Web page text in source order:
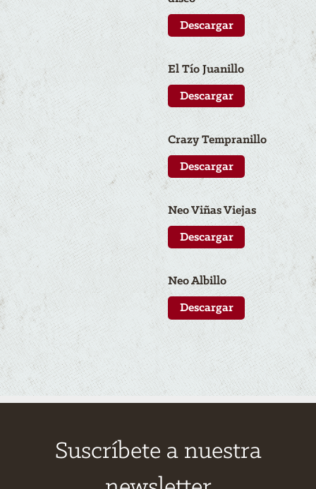
Descargar
El Tío Juanillo
Descargar
Crazy Tempranillo
Descargar
NeoViñas Viejas
Descargar
NeoAlbillo
Descargar
Suscríbete a nuestra